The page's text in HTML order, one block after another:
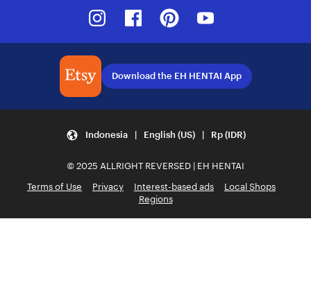
InstagramFacebookPinterest
Download the EH HENTAI App
Indonesia | English (US) | Rp (IDR)
© 2025 ALLRIGHT REVERSED | EH HENTAI
Terms of Use
Privacy Interest-based ads
Local Shops
Regions